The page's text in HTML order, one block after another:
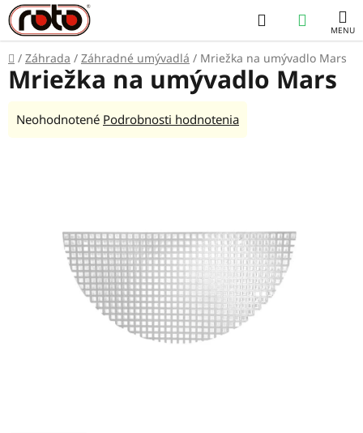
Prejsť
na
obsah
Hľadať
KOŠÍK
Domov
/ Záhrada / Záhradné umývadlá / Mriežka na umývadlo Mars
Mriežka na umývadlo Mars
Priemerné
hviezdičiek.
Neohodnotené Podrobnosti hodnotenia